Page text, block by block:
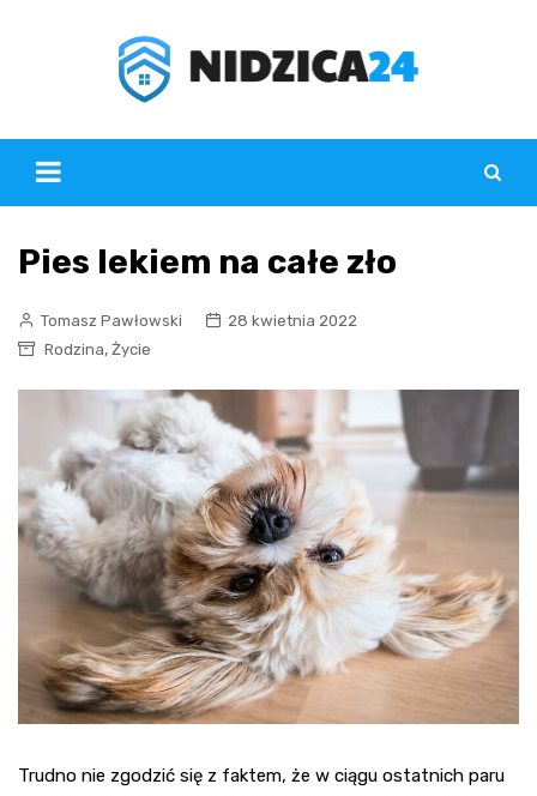
Pies lekiem na całe zło
Tomasz Pawłowski
28 kwietnia 2022
Rodzina, Życie
Trudno nie zgodzić się z faktem, że w ciągu ostatnich paru